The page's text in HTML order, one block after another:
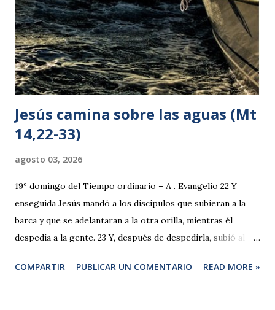
no toma en cuenta el mal, 6 no se alegra por la injusticia, se
complace en la verdad; 7 todo lo aguanta, todo lo cree, todo
lo espera, todo lo soporta. 8 La caridad n...
Jesús camina sobre las aguas (Mt
14,22-33)
agosto 03, 2026
19º domingo del Tiempo ordinario – A . Evangelio 22 Y
enseguida Jesús mandó a los discípulos que subieran a la
barca y que se adelantaran a la otra orilla, mientras él
despedía a la gente. 23 Y, después de despedirla, subió al
solo allí. 24 Mientras tanto, la barca ya se había alejado de
COMPARTIR PUBLICAR UN COMENTARIO READ MORE »